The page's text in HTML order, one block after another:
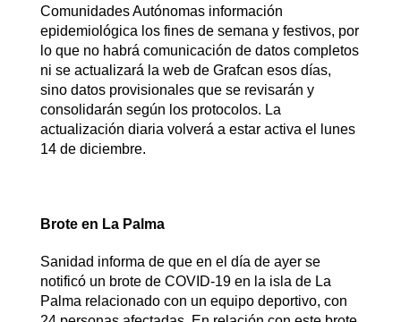
Comunidades Autónomas información
epidemiológica los fines de semana y festivos, por
lo que no habrá comunicación de datos completos
ni se actualizará la web de Grafcan esos días,
sino datos provisionales que se revisarán y
consolidarán según los protocolos. La
actualización diaria volverá a estar activa el lunes
14 de diciembre.
Brote en La Palma
Sanidad informa de que en el día de ayer se
notificó un brote de COVID-19 en la isla de La
Palma relacionado con un equipo deportivo, con